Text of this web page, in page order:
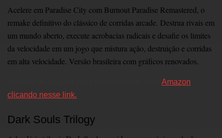
Acelere em Paradise City com Burnout Paradise Remastered, o
remake definitivo do clássico de corridas arcade. Destrua rivais em
um mundo aberto, execute acrobacias radicais e desafie os limites
da velocidade em um jogo que mistura ação, destruição e corridas
em alta velocidade. Versão brasileira com gráficos renovados.
Amazon
clicando nesse link.
Dark Souls Trilogy